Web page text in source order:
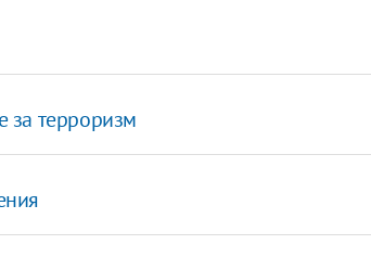
за терроризм